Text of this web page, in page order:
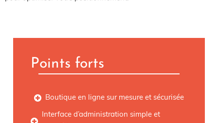
Points forts
Boutique en ligne sur mesure et sécurisée
Interface d’administration simple et